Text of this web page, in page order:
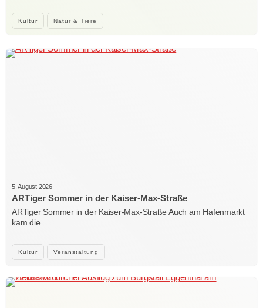
Kultur Natur & Tiere
Kultur Veranstaltung
5. August 2026
ARTiger Sommer in der Kaiser-Max-Straße
ARTiger Sommer in der Kaiser-Max-Straße Auch am Hafenmarkt
kam die…